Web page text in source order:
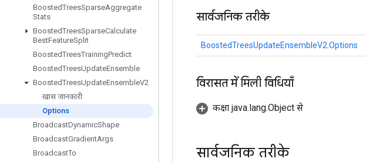
BoostedTreesSparseAggregate
Stats
BoostedTreesSparseCalculate
BestFeatureSplit
BoostedTreesTrainingPredict
BoostedTreesUpdateEnsemble
BoostedTreesUpdateEnsembleV2
खास जानकारी
Options
BroadcastDynamicShape
BroadcastGradientArgs
BroadcastTo
सार्वजनिक तरीके
BoostedTreesUpdateEnsembleV2.Options
विरासत में मिली विधियाँ
कक्षा java.lang.Object से
सार्वजनिक तरीके